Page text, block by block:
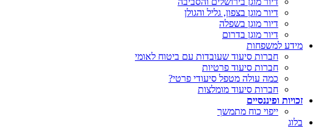
דיור מוגן בצפון, גליל והגולן
דיור מוגן בשפלה
דיור מוגן בדרום
מידע למשפחות
חברות סיעוד שעובדות עם ביטוח לאומי
חברות סיעוד פרטיות
כמה עולה מטפל סיעודי פרטי?
חברות סיעוד מומלצות
זכויות ופיננסיים
ייפוי כוח מתמשך
בלוג